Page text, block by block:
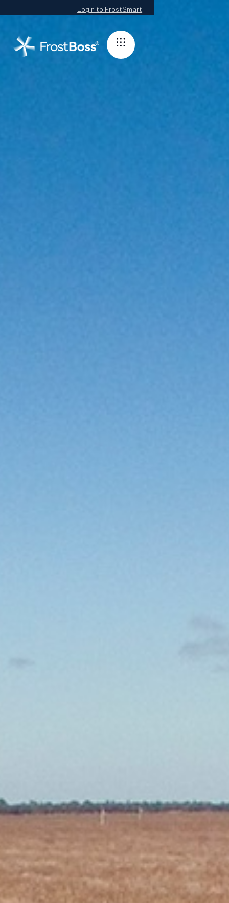
Login to FrostSmart